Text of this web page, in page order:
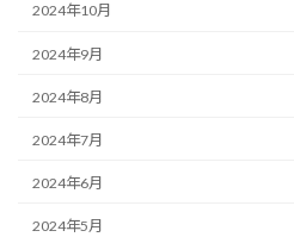
2024年10月
2024年9月
2024年8月
2024年7月
2024年6月
2024年5月